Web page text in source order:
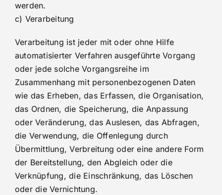
werden.
c) Verarbeitung
Verarbeitung ist jeder mit oder ohne Hilfe
automatisierter Verfahren ausgeführte Vorgang
oder jede solche Vorgangsreihe im
Zusammenhang mit personenbezogenen Daten
wie das Erheben, das Erfassen, die Organisation,
das Ordnen, die Speicherung, die Anpassung
oder Veränderung, das Auslesen, das Abfragen,
die Verwendung, die Offenlegung durch
Übermittlung, Verbreitung oder eine andere Form
der Bereitstellung, den Abgleich oder die
Verknüpfung, die Einschränkung, das Löschen
oder die Vernichtung.